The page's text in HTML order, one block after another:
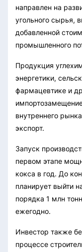
направлен на
угольного сырья,
добавленной
промышленного
Продукция
энергетики,
фармацевтике и
внутреннего
экспорт.
Запуск
первом этапе
кокса в год. До
планирует выйти
порядка 1 млн
ежегодно.
Инвестор также
процессе